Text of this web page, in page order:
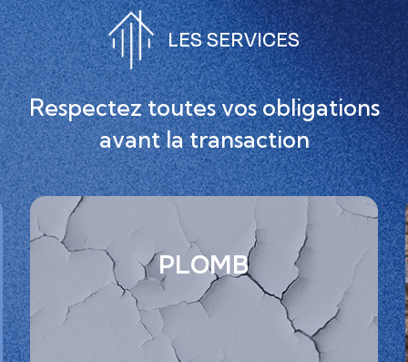
LES SERVICES
Respectez toutes vos obligations
avant la transaction
PLOMB